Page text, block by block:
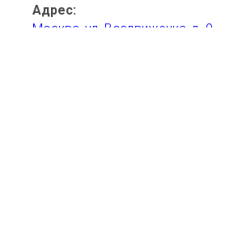
Адрес:
Москва, ул. Воздвиженка, д. 9